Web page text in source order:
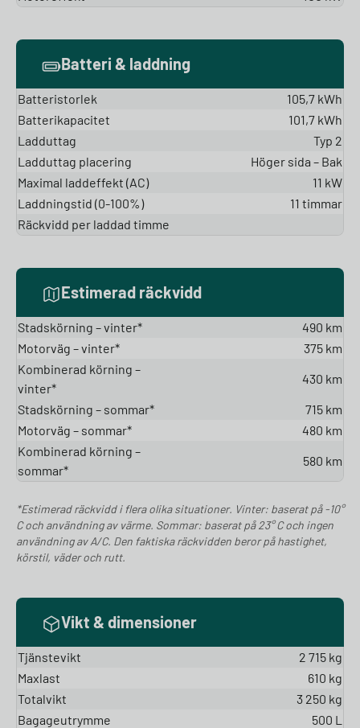
Batteri & laddning
Batteristorlek
105,7 kWh
Batterikapacitet
101,7 kWh
Ladduttag
Typ 2
Ladduttag placering
Höger sida – Bak
Maximal laddeffekt (AC)
11 kW
Laddningstid (0-100%)
11 timmar
Räckvidd per laddad timme
Estimerad räckvidd
Stadskörning – vinter*
490 km
Motorväg – vinter*
375 km
Kombinerad körning –
vinter*
430 km
Stadskörning – sommar*
715 km
Motorväg – sommar*
480 km
Kombinerad körning –
sommar*
580 km
*Estimerad räckvidd i flera olika situationer. Vinter: baserat på -10°
C och användning av värme. Sommar: baserat på 23° C och ingen
användning av A/C. Den faktiska räckvidden beror på hastighet,
körstil, väder och rutt.
Vikt & dimensioner
Tjänstevikt
2 715 kg
Maxlast
610 kg
Totalvikt
3 250 kg
Bagageutrymme
500 L